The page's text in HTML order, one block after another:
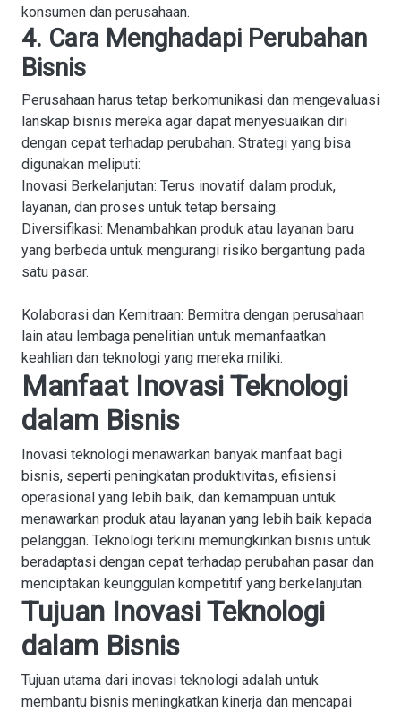
konsumen dan perusahaan.
4. Cara Menghadapi Perubahan
Bisnis
Perusahaan harus tetap berkomunikasi dan mengevaluasi
lanskap bisnis mereka agar dapat menyesuaikan diri
dengan cepat terhadap perubahan. Strategi yang bisa
digunakan meliputi:
Inovasi Berkelanjutan: Terus inovatif dalam produk,
layanan, dan proses untuk tetap bersaing.
Diversifikasi: Menambahkan produk atau layanan baru
yang berbeda untuk mengurangi risiko bergantung pada
satu pasar.
Kolaborasi dan Kemitraan: Bermitra dengan perusahaan
lain atau lembaga penelitian untuk memanfaatkan
keahlian dan teknologi yang mereka miliki.
Manfaat Inovasi Teknologi
dalam Bisnis
Inovasi teknologi menawarkan banyak manfaat bagi
bisnis, seperti peningkatan produktivitas, efisiensi
operasional yang lebih baik, dan kemampuan untuk
menawarkan produk atau layanan yang lebih baik kepada
pelanggan. Teknologi terkini memungkinkan bisnis untuk
beradaptasi dengan cepat terhadap perubahan pasar dan
menciptakan keunggulan kompetitif yang berkelanjutan.
Tujuan Inovasi Teknologi
dalam Bisnis
Tujuan utama dari inovasi teknologi adalah untuk
membantu bisnis meningkatkan kinerja dan mencapai